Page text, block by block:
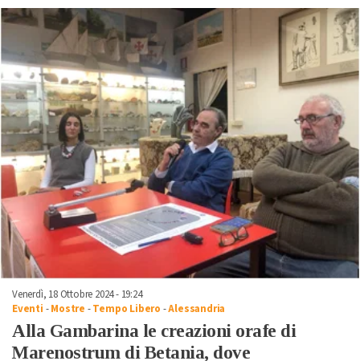
Venerdì, 18 Ottobre 2024 - 19:24
Eventi -Mostre -Tempo Libero -Alessandria
Alla Gambarina le creazioni orafe di
Marenostrum di Betania, dove